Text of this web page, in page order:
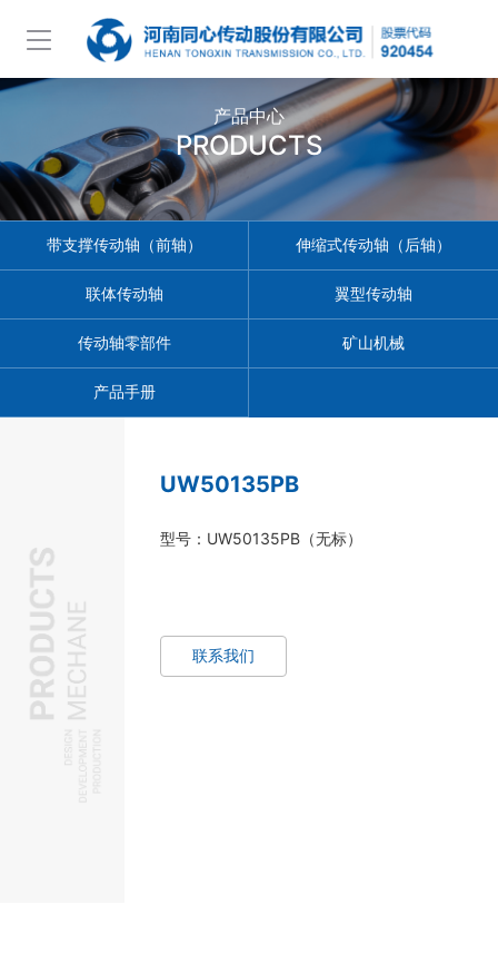
产品中心
PRODUCTS
带支撑传动轴（前轴） 伸缩式传动轴（后轴）
联体传动轴 翼型传动轴
传动轴零部件 矿山机械
产品手册
UW50135PB
型号：UW50135PB（无标）
联系我们